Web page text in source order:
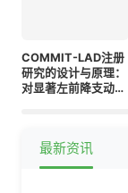
COMMIT-LAD注册
研究的设计与原理：
对显著左前降支动脉
最新资讯